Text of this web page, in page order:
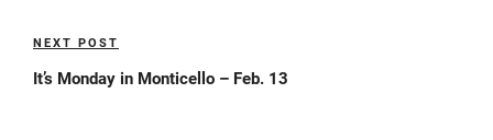
Next
Post
NEXT POST
It’s Monday in Monticello – Feb. 13